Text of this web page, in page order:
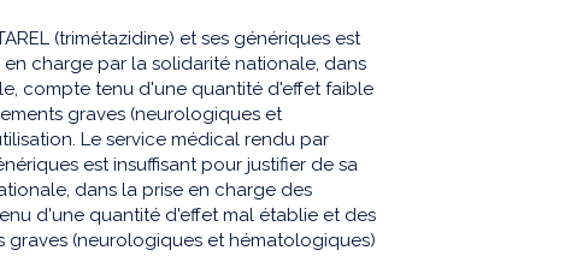
(trimétazidine) et ses génériques est
charge par la solidarité nationale, dans
compte tenu d'une quantité d'effet faible
graves (neurologiques et
Le service médical rendu par
est insuffisant pour justifier de sa
dans la prise en charge des
d'une quantité d'effet mal établie et des
graves (neurologiques et hématologiques)